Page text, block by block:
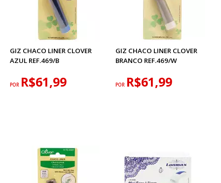
GIZ CHACO LINER CLOVER
AZUL REF.469/B
POR R$61,99
GIZ CHACO LINER CLOVER
BRANCO REF.469/W
POR R$61,99